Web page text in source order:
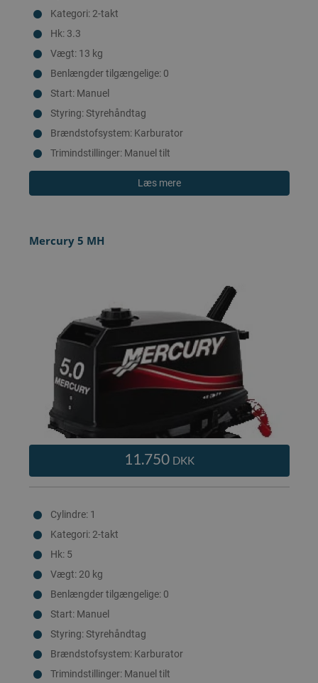
Kategori: 2-takt
Hk: 3.3
Vægt: 13 kg
Benlængder tilgængelige: 0
Start: Manuel
Styring: Styrehåndtag
Brændstofsystem: Karburator
Trimindstillinger: Manuel tilt
Læs mere
Mercury 5 MH
11.750 DKK
Cylindre: 1
Kategori: 2-takt
Hk: 5
Vægt: 20 kg
Benlængder tilgængelige: 0
Start: Manuel
Styring: Styrehåndtag
Brændstofsystem: Karburator
Trimindstillinger: Manuel tilt